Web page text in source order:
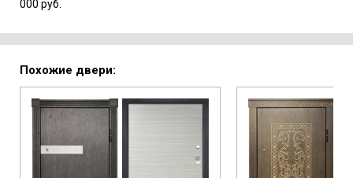
000 руб.
Похожие двери: